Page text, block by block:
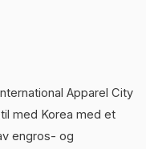
Apparel City
med Korea med et
engros- og